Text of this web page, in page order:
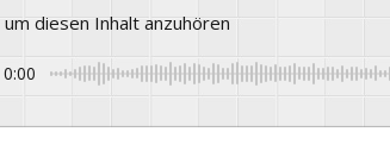
um diesen Inhalt anzuhören
0:00